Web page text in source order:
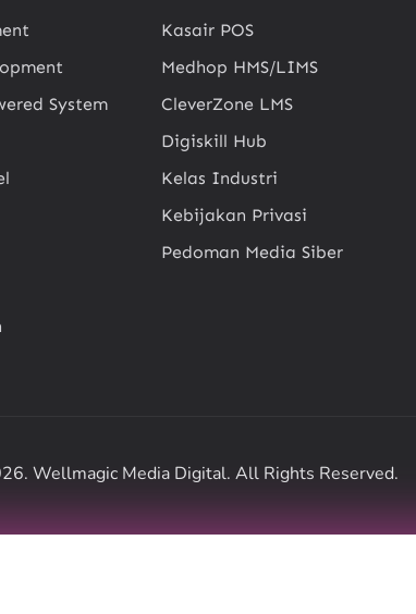
System
Kasair POS
Medhop HMS/LIMS
CleverZone LMS
Digiskill Hub
Kelas Industri
Kebijakan Privasi
Pedoman Media Siber
Wellmagic Media Digital. All Rights Reserved.